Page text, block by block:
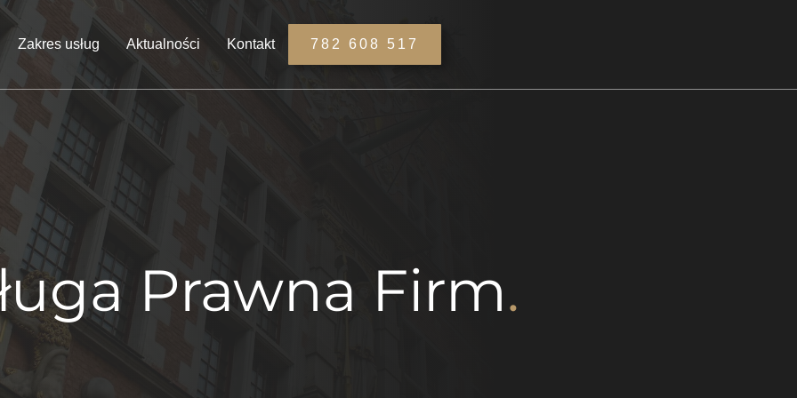
Zakres usług Aktualności Kontakt 782 608 517
Prawna Firm.